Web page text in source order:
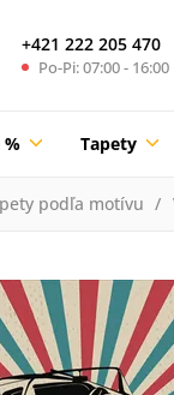
+421 222 205 470
Po-Pi: 07:00 - 16:00
% Tapety
podľa motívu